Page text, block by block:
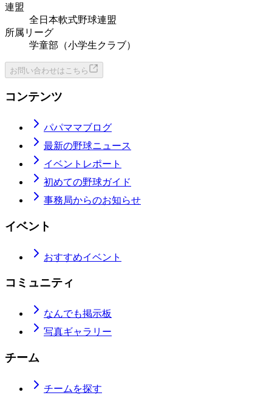
連盟
全日本軟式野球連盟
所属リーグ
学童部（小学生クラブ）
お問い合わせはこちら
コンテンツ
パパママブログ
最新の野球ニュース
イベントレポート
初めての野球ガイド
事務局からのお知らせ
イベント
おすすめイベント
コミュニティ
なんでも掲示板
写真ギャラリー
チーム
チームを探す